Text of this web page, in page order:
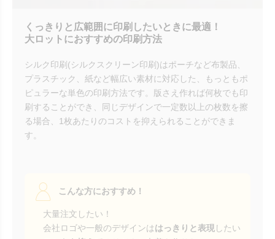
くっきりと広範囲に印刷したいときに最適！
大ロットにおすすめの印刷方法
シルク印刷(シルクスクリーン印刷)はポーチなど布製品、
プラスチック、紙など幅広い素材に対応した、もっともポ
ピュラーな単色の印刷方法です。版さえ作れば何枚でも印
刷することができ、同じデザインで一定数以上の枚数を擦
る場合、1枚あたりのコストを抑えられることができま
す。
こんな方におすすめ！
大量注文したい！
会社ロゴや一般のデザインははっきりと表現したい